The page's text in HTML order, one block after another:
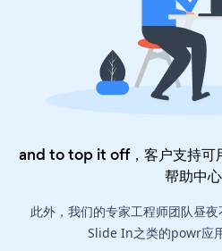
and to top it off，客户支持
帮助中心
此外，我们的专家工程师团队昼
Slide In之类的powr应